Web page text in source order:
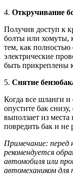
4. Откручивание
Получив доступ к
болты или хомуты,
тем, как полностью
электрические
быть прикреплены
5. Снятие
Когда все шланги
опустите бак
выползает из
повредить бак и не
Примечание: перед
рекомендуется
автомобиля или
автомехаником для